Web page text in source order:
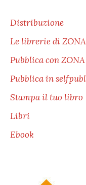
Distribuzione
Le librerie di ZONA
Pubblica con ZONA
Pubblica in
Stampa il tuo libro
Libri
Ebook